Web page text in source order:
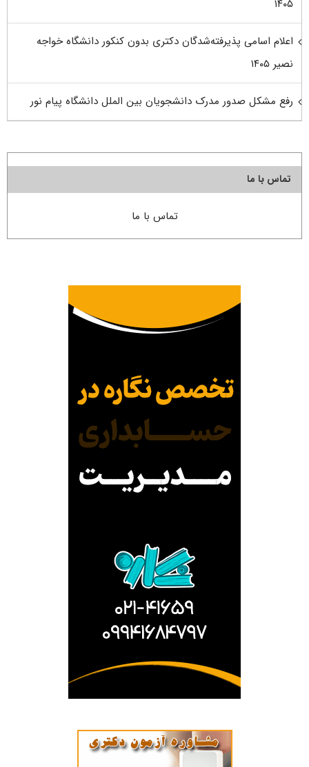
۱۴۰۵
اعلام اسامی پذیرفته‌شدگان دکتری بدون کنکور دانشگاه خواجه
نصیر ۱۴۰۵
رفع مشکل صدور مدرک دانشجویان بین الملل دانشگاه پیام نور
تماس با ما
تماس با ما